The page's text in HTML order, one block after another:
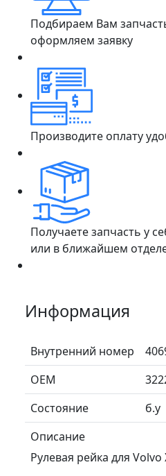
Подбираем Вам
оформляем заявку
Производите оплату
Получаете запчасть у
или в ближайшем
Информация
Внутренний номер
ОЕМ
Состояние
б.у
Описание
Рулевая рейка для Volvo